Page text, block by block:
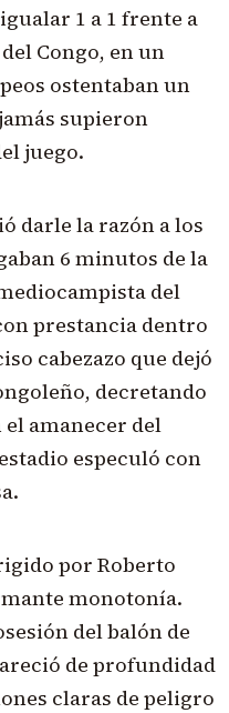
1 a 1 frente a
Congo, en un
ostentaban un
supieron
juego.
darle la razón a los
6 minutos de la
del
prestancia dentro
cabezazo que dejó
decretando
el amanecer del
especuló con
por Roberto
monotonía.
del balón de
de profundidad
claras de peligro